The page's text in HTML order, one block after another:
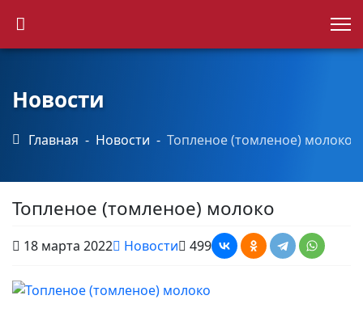
Точки продаж
Новости
Контакты
Новости
Главная Новости Топленое (томленое) молоко
Топленое (томленое) молоко
18 марта 2022 Новости 499